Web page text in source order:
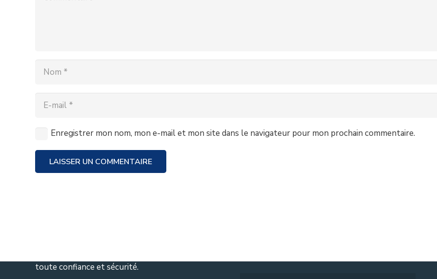
Enregistrer mon nom, mon e-mail et mon site dans le navigateur pour mon prochain commentaire.
LAISSER UN COMMENTAIRE
A Propos de nous
Serrurier Bruxellesdépannage de serrure de
toute confiance et sécurité.
Services